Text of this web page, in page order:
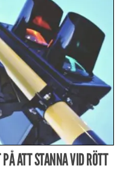
ATT STANNA VID RÖTT